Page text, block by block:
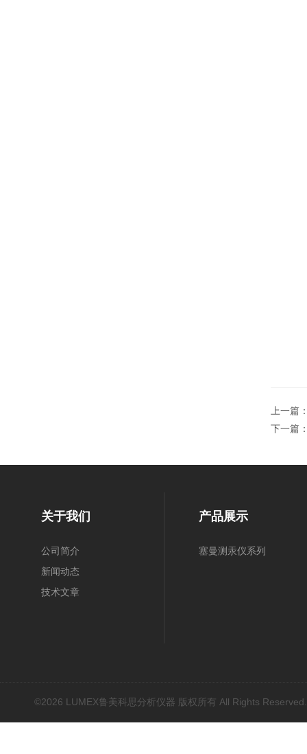
上一篇
下一篇
关于我们
公司简介
新闻动态
技术文章
产品展示
塞曼测汞仪系列
©2026 LUMEX鲁美科思分析仪器 版权所有 All Rights